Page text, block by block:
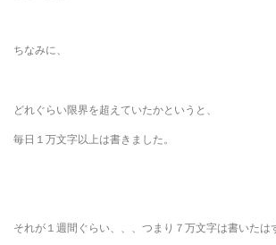
ちなみに、
どれぐらい限界を超えていたかというと、
毎日１万文字以上は書きました。
それが１週間ぐらい、、、つまり７万文字は書いたは